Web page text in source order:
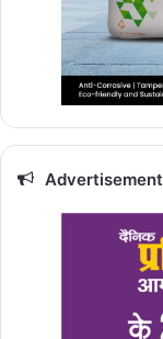
Advertisement